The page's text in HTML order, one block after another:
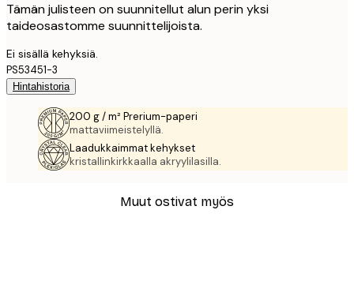
Tämän julisteen on suunnitellut alun perin yksi
taideosastomme suunnittelijoista.
Ei sisällä kehyksiä.
PS53451-3
Hintahistoria
200 g / m² Prerium-paperi
mattaviimeistelyllä.
Laadukkaimmat kehykset
kristallinkirkkaalla akryylilasilla.
Muut ostivat myös